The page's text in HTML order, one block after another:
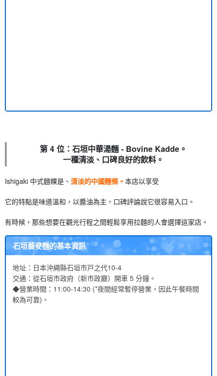
第 4 位：石垣中華湯麵 - Bovine Kadde。
一種清淡、口碑良好的飲料。
Ishigaki 中式麵粿是、 清淡的中國麵條。 本店以享受
它的特點是味道溫和，以醬油為主，口碑評論說它很容易入口。
有時候，那些想要在觀光行程之間輕鬆享用拉麵的人會選擇這家店。
石垣蕎麥麵的基本資訊
地址：日本沖繩縣石垣市戸之代10-4
交通：從石垣市政府（新市政廳）開車 5 分鐘。
◆營業時間：11:00-14:30 (*夜間經常暫停營業，因此午餐時間
較為可靠)。